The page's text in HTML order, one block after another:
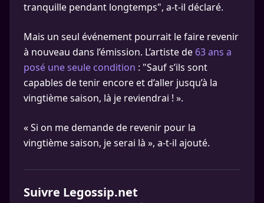
tranquille pendant longtemps", a-t-il déclaré.
Mais un seul événement pourrait le faire revenir
à nouveau dans l’émission. L’artiste de 63 ans a
posé une seule condition : "Sauf s’ils sont
capables de tenir encore et d’aller jusqu’à la
vingtième saison, là je reviendrai ! ».
« Si on me demande de revenir pour la
vingtième saison, je serai là », a-t-il ajouté.
Suivre Legossip.net